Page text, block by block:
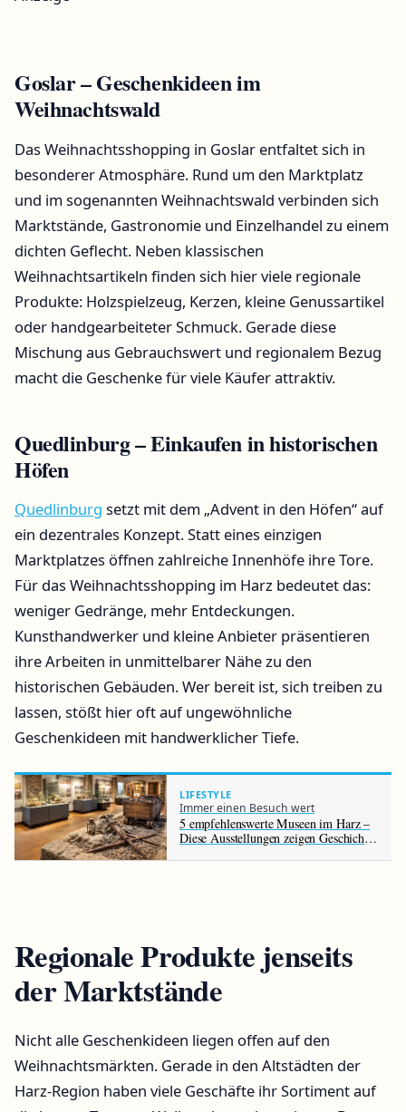
Goslar – Geschenkideen im
Weihnachtswald
Das Weihnachtsshopping in Goslar entfaltet sich in
besonderer Atmosphäre. Rund um den Marktplatz
und im sogenannten Weihnachtswald verbinden sich
Marktstände, Gastronomie und Einzelhandel zu einem
dichten Geflecht. Neben klassischen
Weihnachtsartikeln finden sich hier viele regionale
Produkte: Holzspielzeug, Kerzen, kleine Genussartikel
oder handgearbeiteter Schmuck. Gerade diese
Mischung aus Gebrauchswert und regionalem Bezug
macht die Geschenke für viele Käufer attraktiv.
Quedlinburg – Einkaufen in historischen
Höfen
Quedlinburg setzt mit dem „Advent in den Höfen“ auf
ein dezentrales Konzept. Statt eines einzigen
Marktplatzes öffnen zahlreiche Innenhöfe ihre Tore.
Für das Weihnachtsshopping im Harz bedeutet das:
weniger Gedränge, mehr Entdeckungen.
Kunsthandwerker und kleine Anbieter präsentieren
ihre Arbeiten in unmittelbarer Nähe zu den
historischen Gebäuden. Wer bereit ist, sich treiben zu
lassen, stößt hier oft auf ungewöhnliche
Geschenkideen mit handwerklicher Tiefe.
LIFESTYLE
Immer einen Besuch wert
5 empfehlenswerte Museen im Harz –
Diese Ausstellungen zeigen Geschichte,
Regionale Produkte jenseits
der Marktstände
Nicht alle Geschenkideen liegen offen auf den
Weihnachtsmärkten. Gerade in den Altstädten der
Harz-Region haben viele Geschäfte ihr Sortiment auf